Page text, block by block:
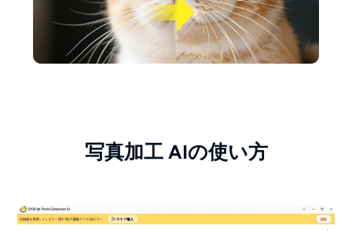
写真加工 AIの使い方